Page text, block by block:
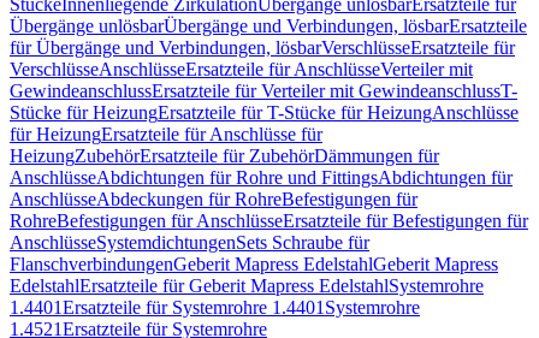
StückeInnenliegende ZirkulationÜbergänge unlösbarErsatzteile für
Übergänge unlösbarÜbergänge und Verbindungen, lösbarErsatzteile
für Übergänge und Verbindungen, lösbarVerschlüsseErsatzteile für
VerschlüsseAnschlüsseErsatzteile für AnschlüsseVerteiler mit
GewindeanschlussErsatzteile für Verteiler mit GewindeanschlussT-
Stücke für HeizungErsatzteile für T-Stücke für HeizungAnschlüsse
für HeizungErsatzteile für Anschlüsse für
HeizungZubehörErsatzteile für ZubehörDämmungen für
AnschlüsseAbdichtungen für Rohre und FittingsAbdichtungen für
AnschlüsseAbdeckungen für RohreBefestigungen für
RohreBefestigungen für AnschlüsseErsatzteile für Befestigungen für
AnschlüsseSystemdichtungenSets Schraube für
FlanschverbindungenGeberit Mapress EdelstahlGeberit Mapress
EdelstahlErsatzteile für Geberit Mapress EdelstahlSystemrohre
1.4401Ersatzteile für Systemrohre 1.4401 Systemrohre
1.4521Ersatzteile für Systemrohre